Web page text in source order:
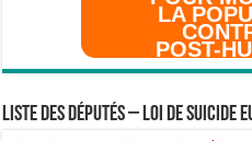
LA
POST-
Liste des Députés – Loi de suicide